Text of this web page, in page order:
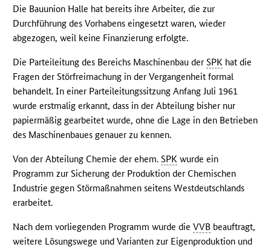
Die Bauunion Halle hat bereits ihre Arbeiter, die zur
Durchführung des Vorhabens eingesetzt waren, wieder
abgezogen, weil keine Finanzierung erfolgte.
Die Parteileitung des Bereichs Maschinenbau derSPK hat die
Fragen der Störfreimachung in der Vergangenheit formal
behandelt. In einer Parteileitungssitzung Anfang Juli 1961
wurde erstmalig erkannt, dass in der Abteilung bisher nur
papiermäßig gearbeitet wurde, ohne die Lage in den Betrieben
des Maschinenbaues genauer zu kennen.
Von der Abteilung Chemie der ehem.SPK wurde ein
Programm zur Sicherung der Produktion der Chemischen
Industrie gegen Störmaßnahmen seitens Westdeutschlands
erarbeitet.
Nach dem vorliegenden Programm wurde dieVVB beauftragt,
weitere Lösungswege und Varianten zur Eigenproduktion und